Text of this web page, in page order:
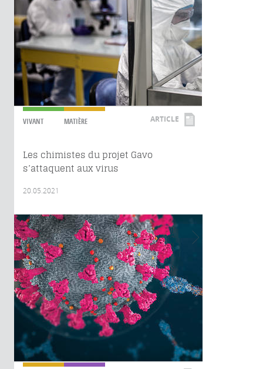
VIVANT MATIÈRE ARTICLE
Les chimistes du projet Gavo
s’attaquent aux virus
20.05.2021